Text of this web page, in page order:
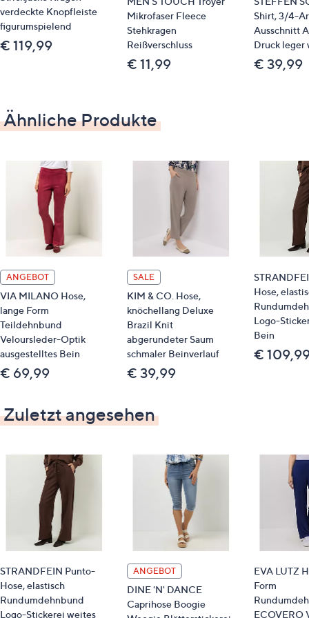
Körperhöhe von 165 bis 172 cm
Material
65 % Viskose, 30 % Polyamid, 5 % Elasthan
Schonwäsche 30°
Qualitätshinweise
STANDARD 100 by OEKO-TEX®
verdeckte Knopfleiste
figurumspielend
€ 119,99
Mikrofaser Fleece
Stehkragen
Reißverschluss
€ 11,99
Shirt, 3/4-
Ausschnitt
Druck leger
€ 39,99
Ähnliche Produkte
ANGEBOT
VIA MILANO Hose,
lange Form
Teildehnbund
Veloursleder-Optik
ausgestelltes Bein
€ 69,99
SALE
KIM & CO. Hose,
knöchellang Deluxe
Brazil Knit
abgerundeter Saum
schmaler Beinverlauf
€ 39,99
Hose,
Logo-
Bein
€
Zuletzt angesehen
STRANDFEIN Punto-
Hose, elastisch
Rundumdehnbund
Logo-Stickerei weites
ANGEBOT
DINE 'N' DANCE
Caprihose Boogie
EVA LUTZ
Form
ECOVERO